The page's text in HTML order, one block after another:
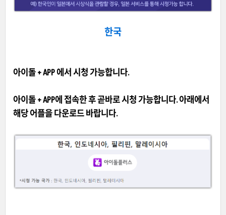
한국
아이돌 + APP 에서 시청 가능합니다.
아이돌 + APP에 접속한 후 곧바로 시청 가능합니다. 아래에서
해당 어플을 다운로드 바랍니다.